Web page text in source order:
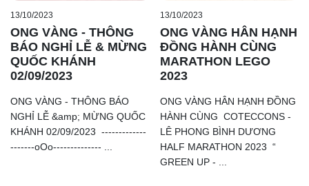
cách phân biệt, phân loại rác thải và để vào đúng nơi quy
định.
13/10/2023
ONG VÀNG - THÔNG
BÁO NGHỈ LỄ & MỪNG
QUỐC KHÁNH
02/09/2023
ONG VÀNG - THÔNG BÁO
NGHỈ LỄ &amp; MỪNG QUỐC
KHÁNH 02/09/2023 -------------
-------oOo-------------- ...
13/10/2023
ONG VÀNG HÂN HẠNH
ĐỒNG HÀNH CÙNG
MARATHON LEGO
2023
ONG VÀNG HÂN HẠNH ĐỒNG
HÀNH CÙNG COTECCONS -
LÊ PHONG BÌNH DƯƠNG
HALF MARATHON 2023 “
GREEN UP - ...